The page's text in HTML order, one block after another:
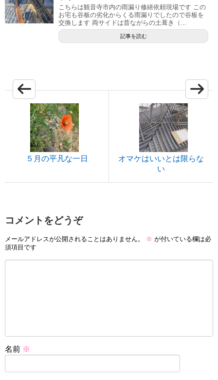
こちらは観音寺市内の雨漏り修繕依頼現場です この
お宅も谷板の劣化からくる雨漏りでしたので谷板を
交換します 両サイドは昔ながらの土葺き（...
記事を読む
５月の平凡な一日
オマケはいいとは限らな
い
コメントをどうぞ
メールアドレスが公開されることはありません。 ※ が付いている欄は必
須項目です
名前 ※